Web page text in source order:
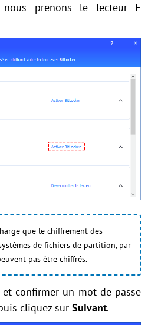
prenons le lecteur E
que le chiffrement des
de fichiers de partition, par
pas être chiffrés.
confirmer un mot de passe
cliquez sur Suivant.